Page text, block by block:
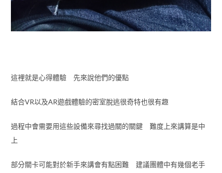
這裡就是心得體驗 先來說他們的優點
結合VR以及AR遊戲體驗的密室脫逃很奇特也很有趣
過程中會需要用這些設備來尋找過關的關鍵 難度上來講算是中
上
部分關卡可能對於新手來講會有點困難 建議團體中有幾個老手